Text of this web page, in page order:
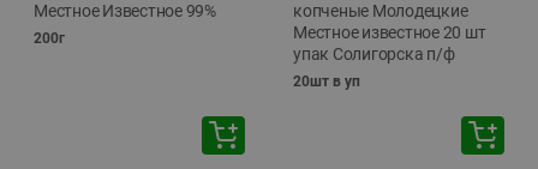
Местное Известное 99%
200г
копченые Молодецкие
Местное известное 20 шт
упак Солигорска п/ф
20шт в уп